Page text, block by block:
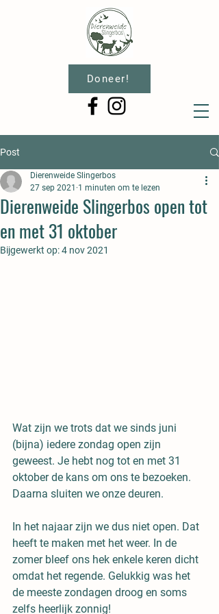
Doneer!
Post
Dierenweide Slingerbos open tot
en met 31 oktober
Dierenweide Slingerbos
27 sep 2021 1 minuten om te lezen
Bijgewerkt op:4 nov 2021
Wat zijn we trots dat we sinds juni
(bijna) iedere zondag open zijn
geweest. Je hebt nog tot en met 31
oktober de kans om ons te bezoeken.
Daarna sluiten we onze deuren.
In het najaar zijn we dus niet open. Dat
heeft te maken met het weer. In de
zomer bleef ons hek enkele keren dicht
omdat het regende. Gelukkig was het
de meeste zondagen droog en soms
zelfs heerlijk zonnig!